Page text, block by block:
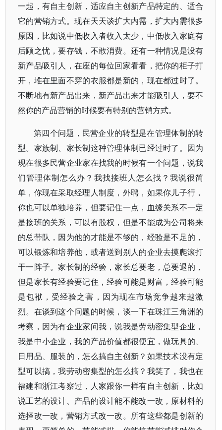
一起，有自主创新，适应自主创新产品特定的、适合
它的营销方式。现在天天谈扩大内需，扩大内需很多
原因，比如说中低收入者收入太少，中低收入家庭有
后顾之忧，要存钱，不敢消费。还有一种情况是没有
新产品吸引人，在座的每位回家看看，把你的柜子打
开，堆在里面不穿的衣服都是新的，现在都过时了。
不断地有新产品出来，新产品出来才能吸引人，要不
然你的产品营销的时候要有特别的营销方式。
第四个问题，民营企业的转型是在管理体制的转
型。家族制、家长制这种管理体制已经过时了。因为
现在很多民营企业家在找我的时候有一个问题，说我
们管理体制怎么办？我找接班人怎么找？我说很简
单，你现在采取经理人制度，外聘，如果你儿子行，
你也可以单独培养，但要记住一点，血缘关系不一定
是接班的关系，可以有股权，但是不能成为公司将来
的总带队，因为他的才能是不够的，经验是不足的，
可以锻炼和培养他，或者送到别人的企业去摸爬滚打
干一阵子。家长制的经验，家长总要老，总要退的，
但是家长有经验要记住，经验可能是财富，经验可能
是包袱，受经验之害，因为现在市场竞争越来越激
烈。在谈到这个问题的时候，谈一下在珠江三角洲的
考察，因为有企业家问我，说我是劳动密集型企业，
我是中小企业，我的产品价值都很便宜，做玩具的、
日用品、服装的，怎么搞自主创新？如果技术没有定
型可以搞，我劳动密集型的怎么搞？我笑了，我也在
福建和浙江考察过，人家跟你一样有自主创新，比如
说工艺的设计、产品的设计能不能改一改，原材料的
选择改一改，营销方式改一改。所有这些都是创新的